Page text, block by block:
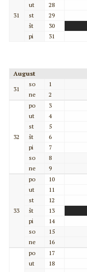
31
ut
28
st
29
št
30
pi
31
August
31
so
1
ne
2
32
po
3
ut
4
st
5
št
6
pi
7
so
8
ne
9
33
po
10
ut
11
st
12
št
13
pi
14
so
15
ne
16
po
17
ut
18